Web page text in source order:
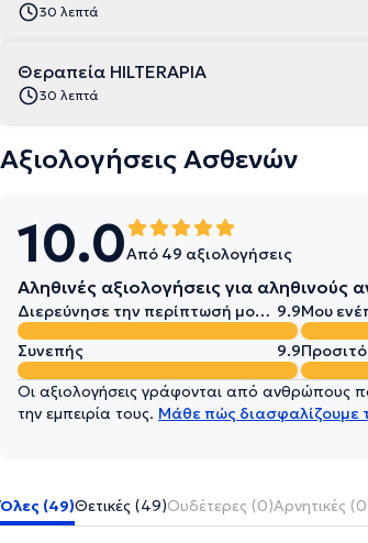
30 λεπτά
Θεραπεία HILTERAPIA
30 λεπτά
Αξιολογήσεις Ασθενών
10.0Από 49 αξιολογήσεις
Αληθινές αξιολογήσεις για αληθινούς
Διερεύνησε την περίπτωσή μου σε βάθος 9.9Μου
Συνεπής
9.9
Οι αξιολογήσεις γράφονται από ανθρώπους
την εμπειρία τους. Μάθε πώς διασφαλίζουμε
Όλες (49)Θετικές (49)Ουδέτερες (0)Αρνητικές